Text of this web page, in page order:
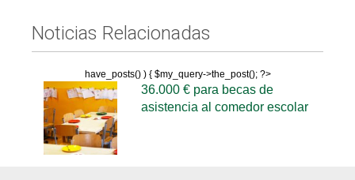
Noticias Relacionadas
have_posts() ) { $my_query->the_post(); ?>
36.000 € para becas de
asistencia al comedor escolar